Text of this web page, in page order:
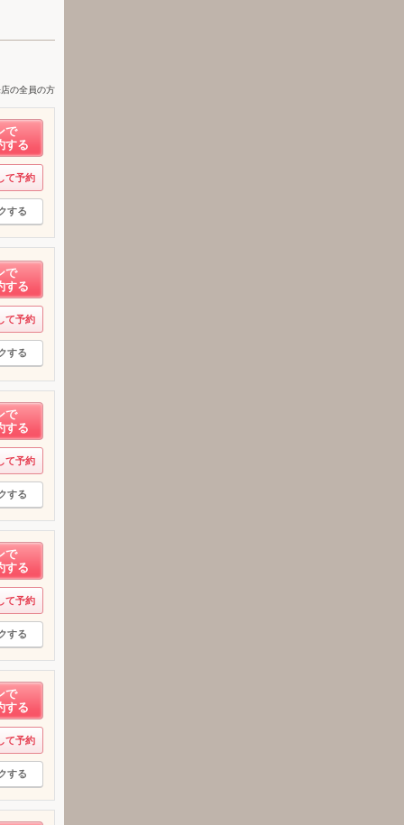
の全員の方
で
する
て予約
する
で
する
て予約
する
で
する
て予約
する
で
する
て予約
する
で
する
て予約
する